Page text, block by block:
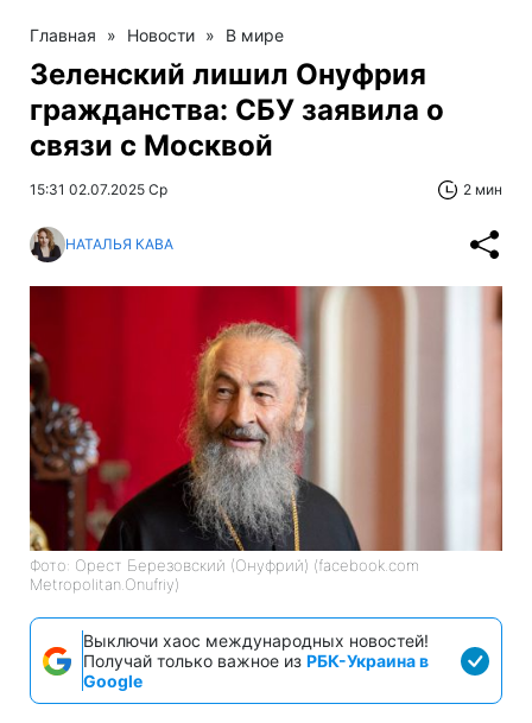
Главная » Новости » В мире
Зеленский лишил Онуфрия
гражданства: СБУ заявила о
связи с Москвой
15:31 02.07.2025 Ср 2 мин
НАТАЛЬЯ КАВА
Фото: Орест Березовский (Онуфрий) (facebook.com
Metropolitan.Onufriy)
Выключи хаос международных новостей!
Получай только важное из РБК-Украина в
Google